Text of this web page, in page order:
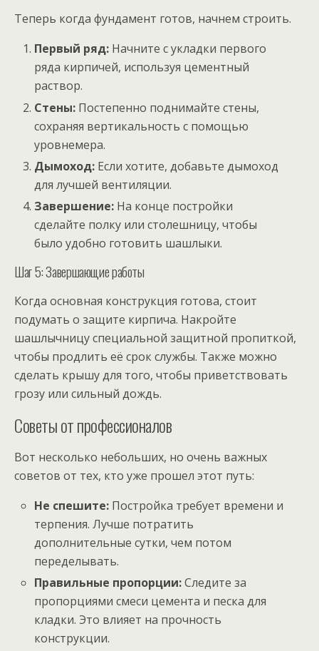
Теперь когда фундамент готов, начнем строить.
Первый ряд: Начните с укладки первого
ряда кирпичей, используя цементный
раствор.
Стены: Постепенно поднимайте стены,
сохраняя вертикальность с помощью
уровнемера.
Дымоход: Если хотите, добавьте дымоход
для лучшей вентиляции.
Завершение: На конце постройки
сделайте полку или столешницу, чтобы
было удобно готовить шашлыки.
Шаг 5: Завершающие работы
Когда основная конструкция готова, стоит
подумать о защите кирпича. Накройте
шашлычницу специальной защитной пропиткой,
чтобы продлить её срок службы. Также можно
сделать крышу для того, чтобы приветствовать
грозу или сильный дождь.
Советы от профессионалов
Вот несколько небольших, но очень важных
советов от тех, кто уже прошел этот путь:
Не спешите: Постройка требует времени и
терпения. Лучше потратить
дополнительные сутки, чем потом
переделывать.
Правильные пропорции:Следите за
пропорциями смеси цемента и песка для
кладки. Это влияет на прочность
конструкции.